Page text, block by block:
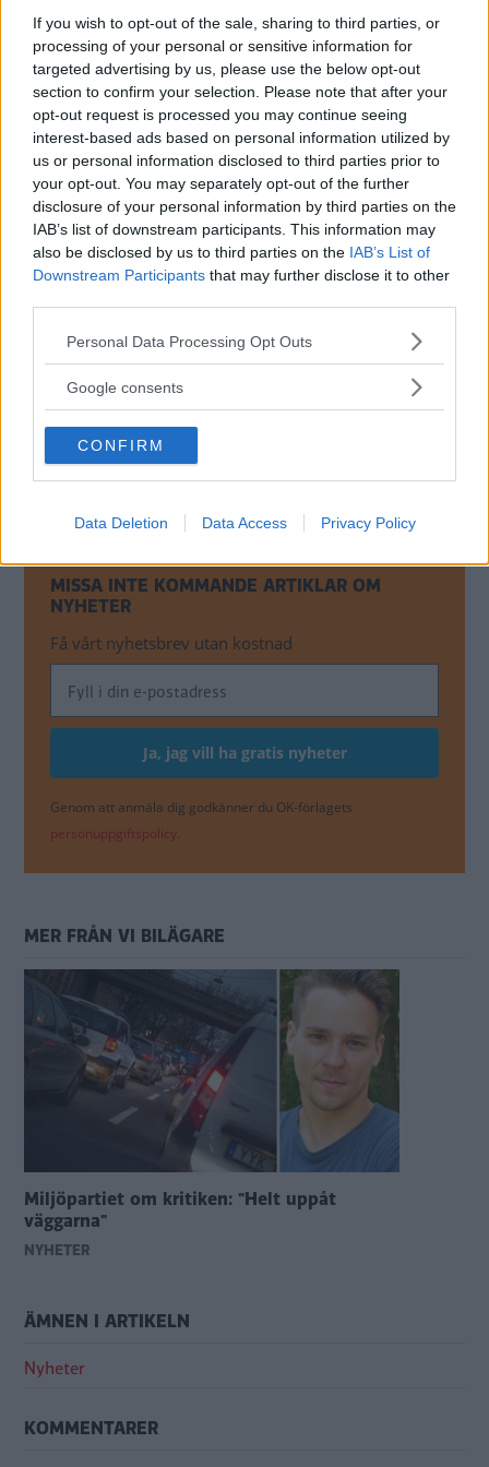
If you wish to opt-out of the sale, sharing to third parties, or
processing of your personal or sensitive information for
targeted advertising by us, please use the below opt-out
section to confirm your selection. Please note that after your
opt-out request is processed you may continue seeing
interest-based ads based on personal information utilized by
us or personal information disclosed to third parties prior to
your opt-out. You may separately opt-out of the further
disclosure of your personal information by third parties on the
IAB’s list of downstream participants. This information may
also be disclosed by us to third parties on the IAB’s List of
Downstream Participants that may further disclose it to other
Please note that this website/app uses one or more Google
not limited to your visit or usage behaviour. You may click to
use your data for below specified purposes in below Google
consent section.
Personal Data Processing Opt Outs
Google consents
CONFIRM
Data Deletion Data Access Privacy Policy
exempel att lockas att köpa en viss typ av bil som efter
några år blir oväntat dyr att äga, säger Cecilia Kellberg.
Riksrevisionenrekommenderar bland annat regeringen
att den här typen av beslut först analyseras ur ett miljö-
och samhällsperspektiv, och att bilköparna tydligt får veta
hur länge bonus/malus-systemet och det nedsatta
förmånsvärdet för miljöbilar ska gälla.
fått hård kritik från olika håll, inte minst från oppositionen
som vill skrota systemet.
Målet har varitatt öka försäljningen av laddbara bilar för
att sänka utsläppen, och nu i januari var hela
nyregistrerade bilar en elbil eller laddhybrid
MISSA INTE KOMMANDE ARTIKLAR OM
NYHETER
Få vårt nyhetsbrev utan kostnad
Genom att anmäla dig godkänner du OK-förlagets
personuppgiftspolicy.
MER FRÅN VI BILÄGARE
Miljöpartiet om kritiken: "Helt uppåt
väggarna"
NYHETER
ÄMNEN I ARTIKELN
Nyheter
KOMMENTARER